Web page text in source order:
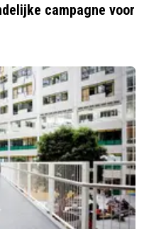
campagne voor